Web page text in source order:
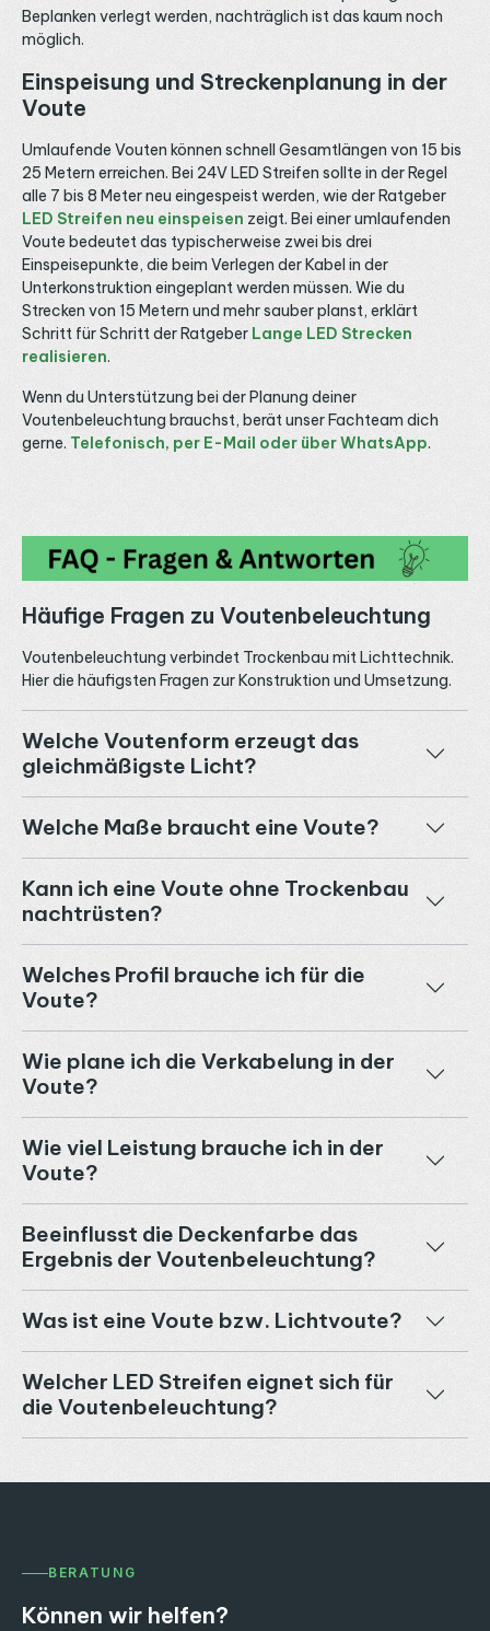
Beplanken verlegt werden, nachträglich ist das kaum noch
möglich.
Einspeisung und Streckenplanung in der
Voute
Umlaufende Vouten können schnell Gesamtlängen von 15 bis
25 Metern erreichen. Bei 24V LED Streifen sollte in der Regel
alle 7 bis 8 Meter neu eingespeist werden, wie der Ratgeber
LED Streifen neu einspeisen zeigt. Bei einer umlaufenden
Voute bedeutet das typischerweise zwei bis drei
Einspeisepunkte, die beim Verlegen der Kabel in der
Unterkonstruktion eingeplant werden müssen. Wie du
Strecken von 15 Metern und mehr sauber planst, erklärt
Schritt für Schritt der Ratgeber Lange LED Strecken
realisieren.
Wenn du Unterstützung bei der Planung deiner
Voutenbeleuchtung brauchst, berät unser Fachteam dich
gerne. Telefonisch, per E-Mail oder über WhatsApp.
Häufige Fragen zu Voutenbeleuchtung
Voutenbeleuchtung verbindet Trockenbau mit Lichttechnik.
Hier die häufigsten Fragen zur Konstruktion und Umsetzung.
Welche Voutenform erzeugt das
gleichmäßigste Licht?
Welche Maße braucht eine Voute?
Kann ich eine Voute ohne Trockenbau
nachtrüsten?
Welches Profil brauche ich für die
Voute?
Wie plane ich die Verkabelung in der
Voute?
Wie viel Leistung brauche ich in der
Voute?
Beeinflusst die Deckenfarbe das
Ergebnis der Voutenbeleuchtung?
Was ist eine Voute bzw. Lichtvoute?
Welcher LED Streifen eignet sich für
die Voutenbeleuchtung?
BERATUNG
Können wir helfen?